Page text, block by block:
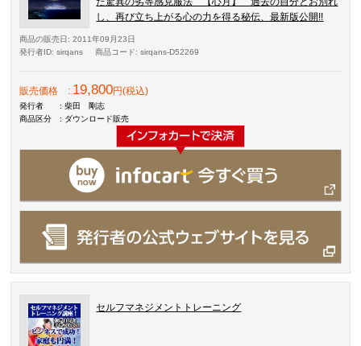
し、再び立ち上がる心の力を得る秘伝、最新版公開!!
商品の販売日 : 2011年09月23日
発行者ID: sirqans 商品コード: sirqans-D52269
販売価格 : 19,800円(税込)
発行者
: 柴田 剛志
商品区分
: ダウンロード販売
セルフマネジメントトレーニング